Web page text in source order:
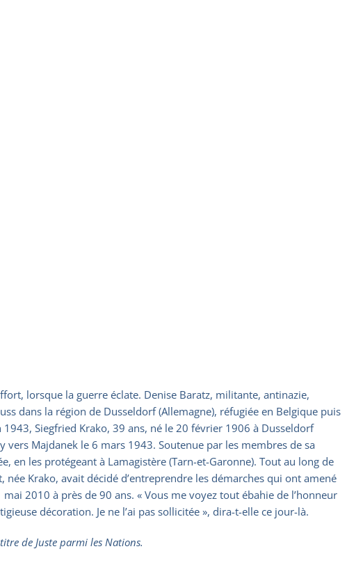
lorsque la guerre éclate. Denise Baratz, militante, antinazie,
dans la région de Dusseldorf (Allemagne), réfugiée en Belgique puis
Siegfried Krako, 39 ans, né le 20 février 1906 à Dusseldorf
Majdanek le 6 mars 1943. Soutenue par les membres de sa
en les protégeant à Lamagistère (Tarn-et-Garonne). Tout au long de
née Krako, avait décidé d’entreprendre les démarches qui ont amené
2010 à près de 90 ans. « Vous me voyez tout ébahie de l’honneur
décoration. Je ne l’ai pas sollicitée », dira-t-elle ce jour-là.
de Juste parmi les Nations.